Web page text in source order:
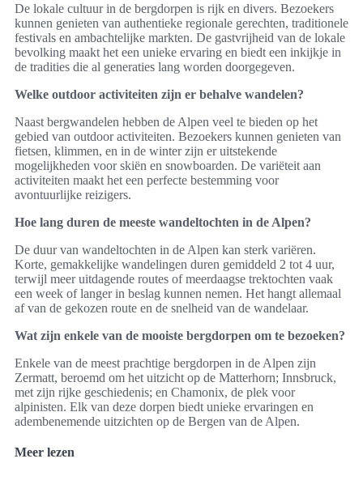
De lokale cultuur in de bergdorpen is rijk en divers. Bezoekers
kunnen genieten van authentieke regionale gerechten, traditionele
festivals en ambachtelijke markten. De gastvrijheid van de lokale
bevolking maakt het een unieke ervaring en biedt een inkijkje in
de tradities die al generaties lang worden doorgegeven.
Welke outdoor activiteiten zijn er behalve wandelen?
Naast bergwandelen hebben de Alpen veel te bieden op het
gebied van outdoor activiteiten. Bezoekers kunnen genieten van
fietsen, klimmen, en in de winter zijn er uitstekende
mogelijkheden voor skiën en snowboarden. De variëteit aan
activiteiten maakt het een perfecte bestemming voor
avontuurlijke reizigers.
Hoe lang duren de meeste wandeltochten in de Alpen?
De duur van wandeltochten in de Alpen kan sterk variëren.
Korte, gemakkelijke wandelingen duren gemiddeld 2 tot 4 uur,
terwijl meer uitdagende routes of meerdaagse trektochten vaak
een week of langer in beslag kunnen nemen. Het hangt allemaal
af van de gekozen route en de snelheid van de wandelaar.
Wat zijn enkele van de mooiste bergdorpen om te bezoeken?
Enkele van de meest prachtige bergdorpen in de Alpen zijn
Zermatt, beroemd om het uitzicht op de Matterhorn; Innsbruck,
met zijn rijke geschiedenis; en Chamonix, de plek voor
alpinisten. Elk van deze dorpen biedt unieke ervaringen en
adembenemende uitzichten op de Bergen van de Alpen.
Meer lezen